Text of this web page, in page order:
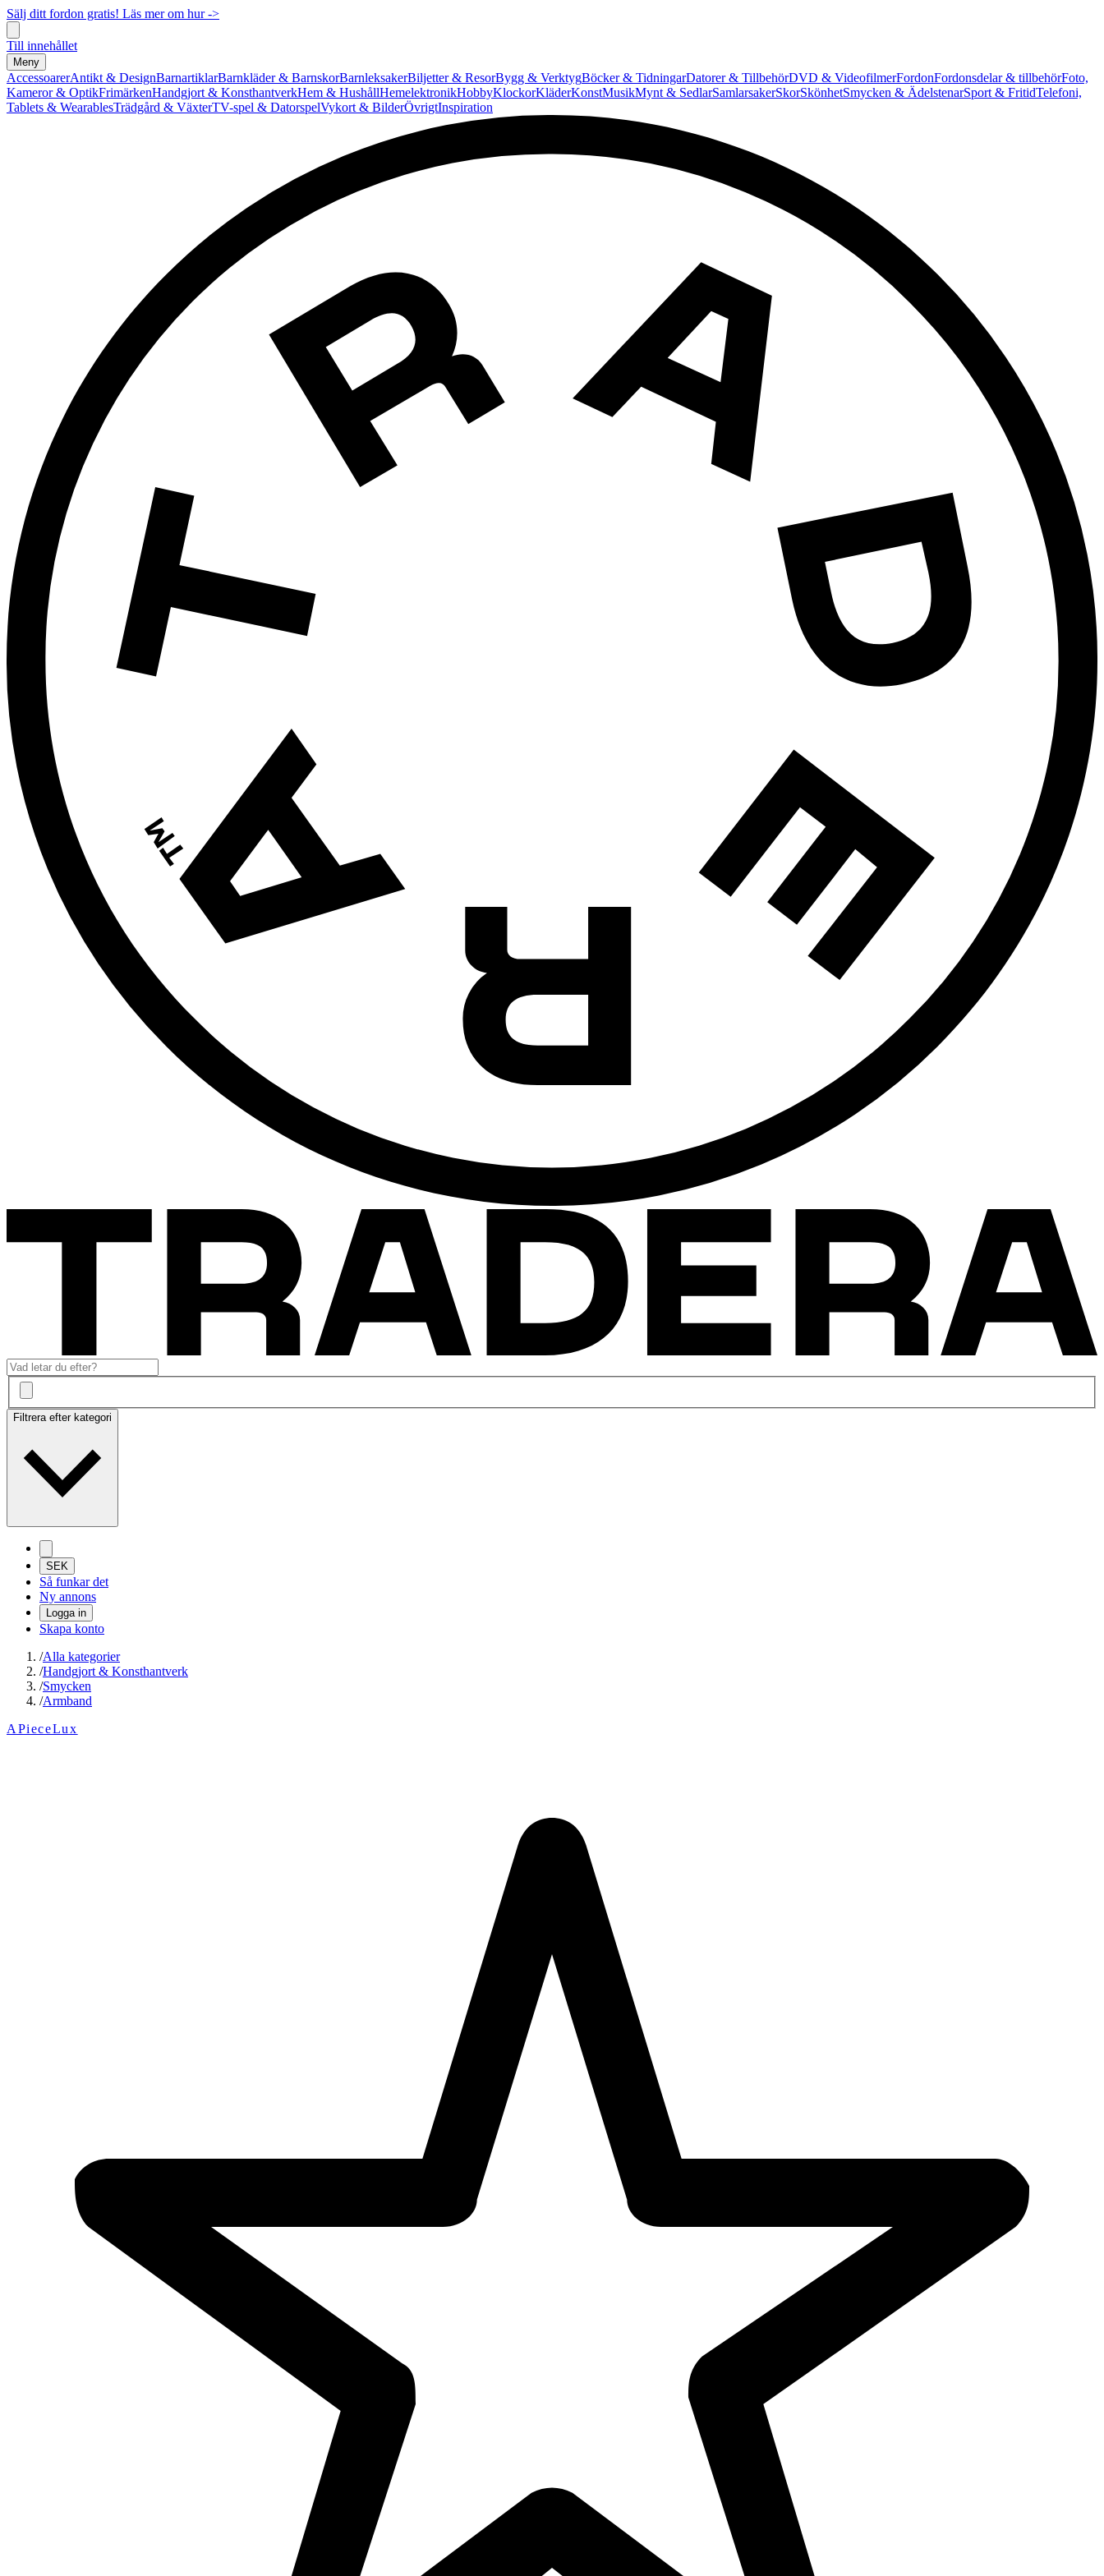
Sälj ditt fordon gratis! Läs mer om hur ->
Till innehållet
Meny
AccessoarerAntikt & DesignBarnartiklarBarnkläder & BarnskorBarnleksakerBiljetter & ResorBygg & VerktygBöcker & TidningarDatorer & TillbehörDVD & VideofilmerFordonFordonsdelar & tillbehörFoto,
Kameror & OptikFrimärkenHandgjort & KonsthantverkHem & HushållHemelektronikHobbyKlockorKläderKonstMusikMynt & SedlarSamlarsakerSkorSkönhetSmycken & ÄdelstenarSport & FritidTelefoni,
Tablets & WearablesTrädgård & VäxterTV-spel & DatorspelVykort & BilderÖvrigtInspiration
Filtrera efter kategori
SEK
Så funkar det
Ny annons
Logga in
Skapa konto
/Alla kategorier
/Handgjort & Konsthantverk
/Smycken
/Armband
APieceLux